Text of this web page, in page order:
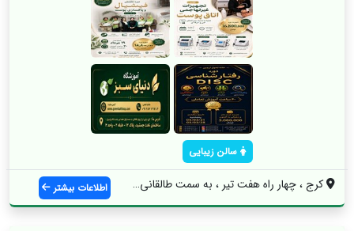
سالن زیبایی
کرج ، چهار راه هفت تیر ، به سمت طالقانی ... اطلاعات بیشتر